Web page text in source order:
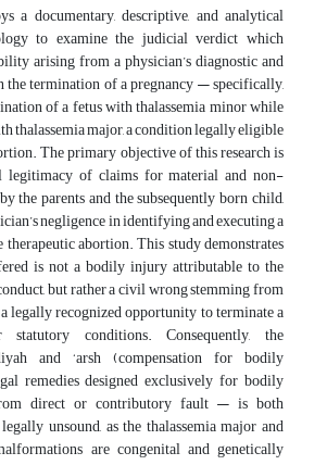
a documentary, descriptive, and analytical
to examine the judicial verdict which
arising from a physician’s diagnostic and
termination of a pregnancy — specifically,
of a fetus with thalassemia minor while
thalassemia major, a condition legally eligible
The primary objective of this research is
legitimacy of claims for material and non-
the parents and the subsequently born child,
negligence in identifying and executing a
abortion. This study demonstrates
is not a bodily injury attributable to the
but rather a civil wrong stemming from
legally recognized opportunity to terminate a
statutory conditions. Consequently, the
and ‘arsh (compensation for bodily
remedies designed exclusively for bodily
direct or contributory fault — is both
unsound, as the thalassemia major and
are congenital and genetically